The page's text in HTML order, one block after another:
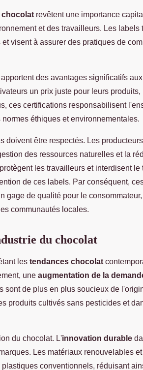
revêtent une importance
et des travailleurs. Les labels
visent à assurer des pratiques de
apportent des avantages significatifs aux
un prix juste pour leurs produits,
ces certifications responsabilisent
éthiques et environnementales.
doivent être respectés. Les
des ressources naturelles et la
les travailleurs et interdisent le
de ces labels. Par conséquent,
gage de qualité pour le
communautés locales.
du chocolat
les tendances chocolat
une augmentation de la
sont de plus en plus soucieux de
produits cultivés sans pesticides et
du chocolat. L'innovation durable
Les matériaux renouvelables et
conventionnels, réduisant